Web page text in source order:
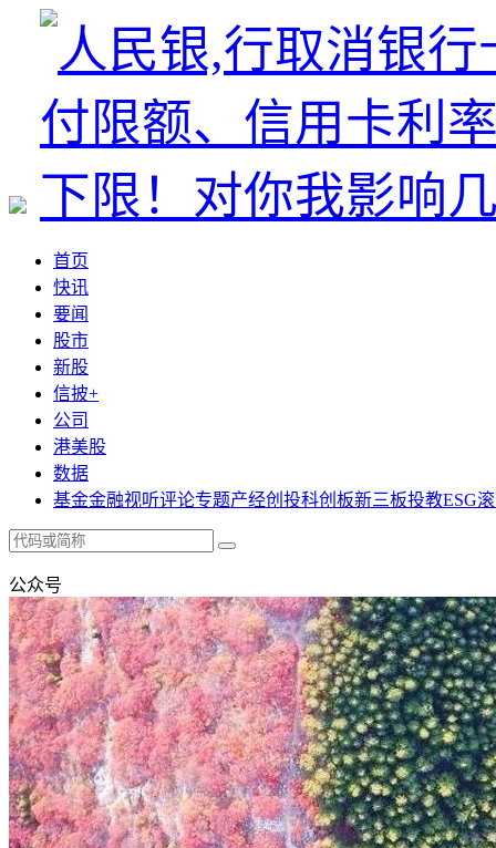
首页
快讯
要闻
股市
新股
信披+
公司
港美股
数据
基金金融视听评论专题产经创投科创板新三板投教ESG
公众号